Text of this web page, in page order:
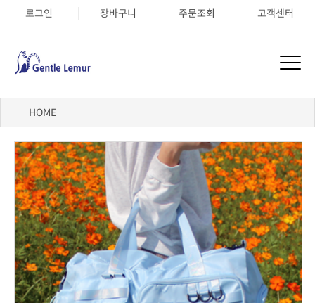
로그인 장바구니 주문조회 고객센터
HOME